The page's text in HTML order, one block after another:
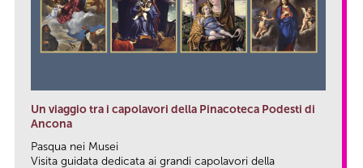
Un viaggio tra i capolavori della Pinacoteca Podesti di
Ancona
Pasqua nei Musei
Visita guidata dedicata ai grandi capolavori della